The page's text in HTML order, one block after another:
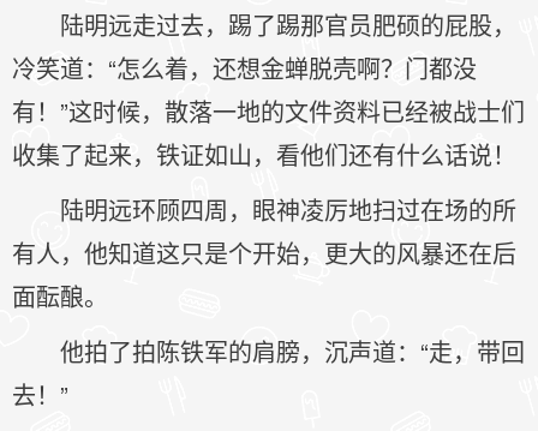
陆明远走过去，踢了踢那官员肥硕的屁股，
冷笑道：“怎么着，还想金蝉脱壳啊？门都没
有！”这时候，散落一地的文件资料已经被战士们
收集了起来，铁证如山，看他们还有什么话说！
陆明远环顾四周，眼神凌厉地扫过在场的所
有人，他知道这只是个开始，更大的风暴还在后
面酝酿。
他拍了拍陈铁军的肩膀，沉声道：“走，带回
去！”